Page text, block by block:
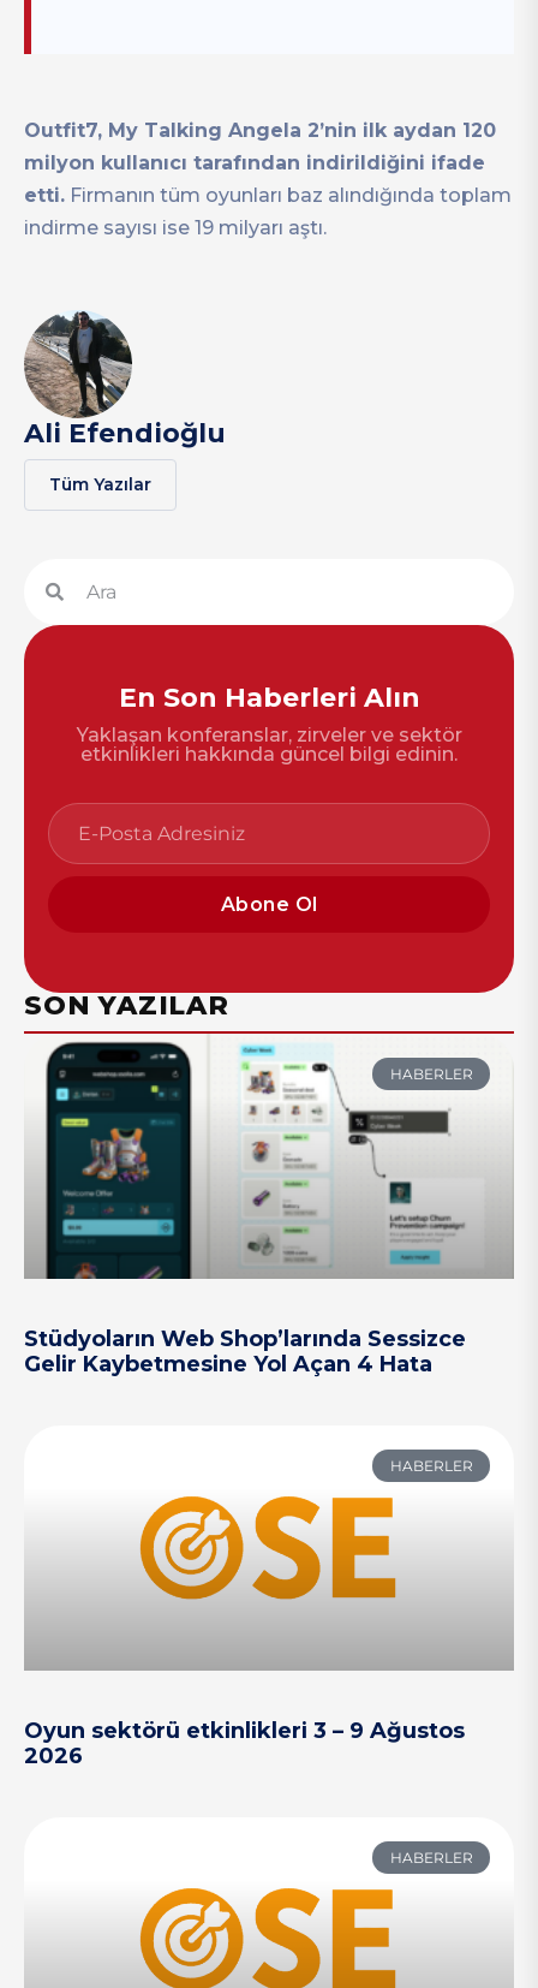
Outfit7, My Talking Angela 2’nin ilk aydan 120
milyon kullanıcı tarafından indirildiğini ifade
etti. Firmanın tüm oyunları baz alındığında toplam
indirme sayısı ise 19 milyarı aştı.
Ali Efendioğlu
Tüm Yazılar
En Son Haberleri Alın
Yaklaşan konferanslar, zirveler ve sektör
etkinlikleri hakkında güncel bilgi edinin.
Abone Ol
SON YAZILAR
HABERLER
Stüdyoların Web Shop’larında Sessizce
Gelir Kaybetmesine Yol Açan 4 Hata
HABERLER
Oyun sektörü etkinlikleri 3 – 9 Ağustos
2026
HABERLER